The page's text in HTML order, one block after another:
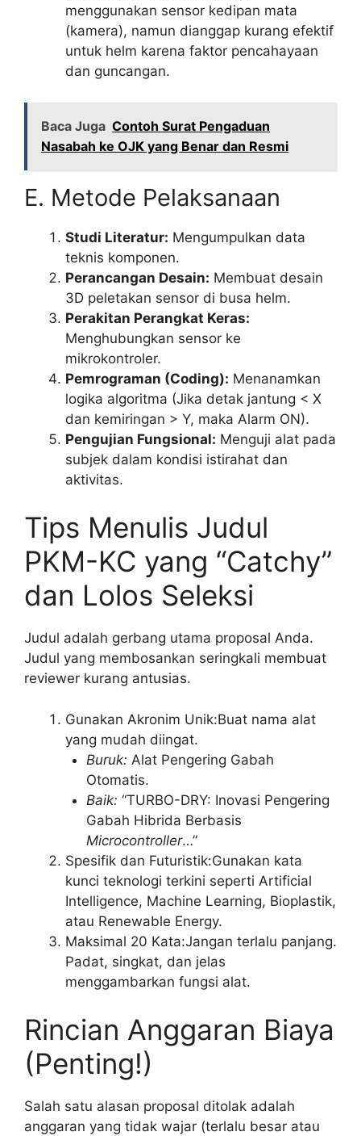
menggunakan sensor kedipan mata
(kamera), namun dianggap kurang efektif
untuk helm karena faktor pencahayaan
dan guncangan.
Baca Juga Contoh Surat Pengaduan
Nasabah ke OJK yang Benar dan Resmi
E. Metode Pelaksanaan
Studi Literatur: Mengumpulkan data
teknis komponen.
Perancangan Desain: Membuat desain
3D peletakan sensor di busa helm.
Perakitan Perangkat Keras:
Menghubungkan sensor ke
mikrokontroler.
Pemrograman (Coding): Menanamkan
logika algoritma (Jika detak jantung < X
dan kemiringan > Y, maka Alarm ON).
Pengujian Fungsional: Menguji alat pada
subjek dalam kondisi istirahat dan
aktivitas.
Tips Menulis Judul
PKM-KC yang “Catchy”
dan Lolos Seleksi
Judul adalah gerbang utama proposal Anda.
Judul yang membosankan seringkali membuat
reviewer kurang antusias.
Gunakan Akronim Unik:Buat nama alat
yang mudah diingat.
Buruk: Alat Pengering Gabah
Otomatis.
Baik: “TURBO-DRY: Inovasi Pengering
Gabah Hibrida Berbasis
Microcontroller…”
Spesifik dan Futuristik:Gunakan kata
kunci teknologi terkini seperti Artificial
Intelligence, Machine Learning, Bioplastik,
atau Renewable Energy.
Maksimal 20 Kata:Jangan terlalu panjang.
Padat, singkat, dan jelas
menggambarkan fungsi alat.
Rincian Anggaran Biaya
(Penting!)
Salah satu alasan proposal ditolak adalah
anggaran yang tidak wajar (terlalu besar atau